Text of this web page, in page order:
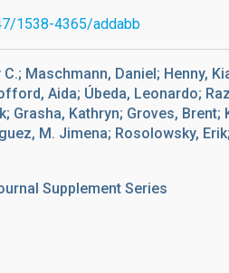
1538-4365/addabb
Maschmann, Daniel; Henny,
Aida; Úbeda, Leonardo;
Grasha, Kathryn; Groves, Brent;
M. Jimena; Rosolowsky,
Supplement Series